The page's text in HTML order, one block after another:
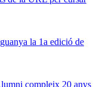
la 1a edició de
compleix 20 anys